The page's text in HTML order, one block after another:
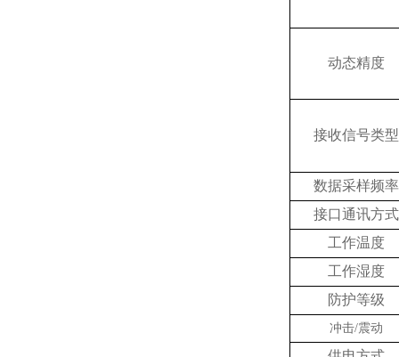
动态精度
接收信号类型
数据采样频率
接口通讯方式
工作温度
工作湿度
防护等级
冲击/震动